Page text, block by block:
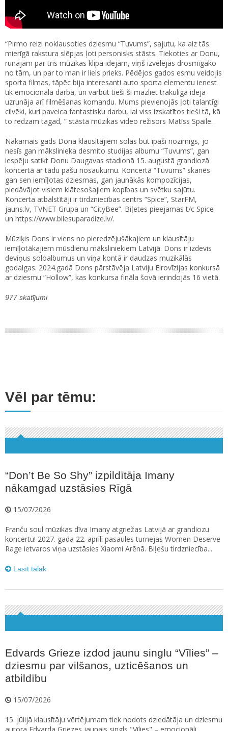
“Pirmo reizi noklausoties dziesmu “Tuvums”, sajutu, ka aiz tās
mierīgā rakstura slēpjas ļoti personisks stāsts. Tiekoties ar Donu,
runājām par trīs mūzikas klipa idejām, viņš izvēlējās drosmīgāko
no tām, un par to man ir liels prieks. Pēdējos gados esmu veidojis
sporta filmas, tāpēc bija interesanti auto sporta elementu ienest
tik emocionālā darbā, un varbūt tieši šī mazliet trakulīgā ideja
uzrunāja arī filmēšanas komandu. Mums pievienojās ļoti talantīgi
cilvēki, kuri paveica fantastisku darbu, lai viss izskatītos tieši tā, kā
to redzam tagad, ” stāsta mūzikas video režisors Matīss Spaile.
Nākamais gads Dona klausītājiem solās būt īpaši nozīmīgs, jo
nesīs gan mākslinieka desmito studijas albumu “Tuvums”, gan
iespēju satikt Donu Daugavas stadionā 15. augustā grandiozā
koncertā ar tādu pašu nosaukumu. Koncertā “Tuvums” skanēs
gan sen iemīļotas dziesmas, gan jaunākās kompozīcijas,
piedāvājot visiem klātesošajiem kopības un svētku sajūtu.
Koncerta atbalstītāji ir tirdzniecības centrs “Spice”, StarFM,
jauns.lv, TVNET Grupa un “CityBee”. Biļetes pieejamas t/c Spice
un https://www.bilesuparadize.lv/.
Mūziķis Dons ir viens no pieredzējušākajiem un klausītāju
iemīļotākajiem mūsdienu māksliniekiem Latvijā. Dons ir izdevis
deviņus soloalbumus un viņa kontā ir daudzas muzikālās
godalgas. 2024.gadā Dons pārstāvēja Latviju Eirovīzijas konkursā
ar dziesmu “Hollow”, kas konkursa fināla šovā ierindojās 16 vietā.
977 skatījumi
Vēl par tēmu:
“Don’t Be So Shy” izpildītāja Imany
nākamgad uzstāsies Rīgā
15/07/2026
Franču soul mūzikas dīva Imany atgriežas Latvijā ar grandiozu
koncertu! 2027. gada 22. aprīlī pasaules turnejas Women Deserve
Rage ietvaros viņa uzstāsies Xiaomi Arēnā. Biļešu tirdzniecība...
Lasīt tālāk
Edvards Grieze izdod jaunu singlu “Vīlies” –
dziesmu par vilšanos, uzticēšanos un
atbildību
15/07/2026
15. jūlijā klausītāju vērtējumam tiek nodots dziedātāja un dziesmu